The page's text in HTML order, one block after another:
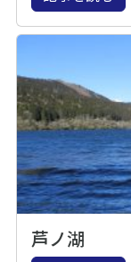
芦ノ湖